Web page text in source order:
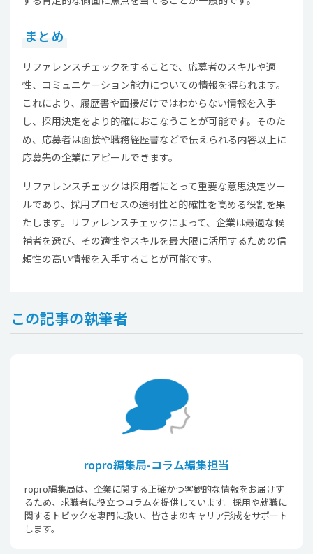
まとめ
リファレンスチェックをすることで、応募者のスキルや適
性、コミュニケーション能力についての情報を得られます。
これにより、履歴書や面接だけではわからない情報を入手
し、採用決定をより的確におこなうことが可能です。そのた
め、応募者は面接や職務経歴書などで伝えられる内容以上に
応募先の企業にアピールできます。
リファレンスチェックは採用者にとって重要な意思決定ツー
ルであり、採用プロセスの透明性と的確性を高める役割を果
たします。リファレンスチェックによって、企業は最適な候
補者を選び、その適性やスキルを最大限に活用するための信
頼性の高い情報を入手することが可能です。
この記事の執筆者
ropro編集局-コラム編集担当
ropro編集局は、企業に関する正確かつ客観的な情報をお届けす
るため、求職者に役立つコラムを提供しています。採用や就職に
関するトピックを専門に扱い、皆さまのキャリア形成をサポート
します。